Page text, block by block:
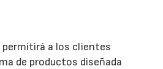
permitirá a los clientes
de productos diseñada